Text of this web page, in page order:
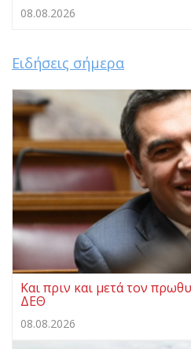
08.08.2026
Ειδήσεις σήμερα
Και πριν και μετά τον
ΔΕΘ
08.08.2026